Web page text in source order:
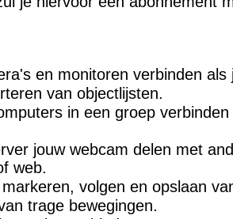
en monitoren verbinden als
van objectlijsten.
in een groep
jouw webcam delen met
web.
volgen en opslaan
trage bewegingen.